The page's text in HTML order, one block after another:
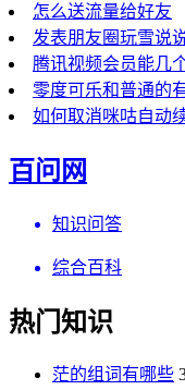
怎么送流量给好友
发表朋友圈玩雪说
腾讯视频会员能几
零度可乐和普通的
如何取消咪咕自动
百问网
知识问答
综合百科
热门知识
茫的组词有哪些